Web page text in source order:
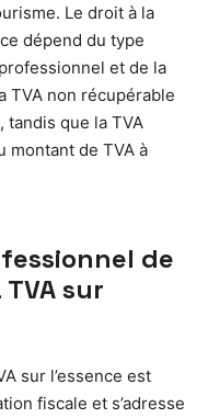
Le droit à la
dépend du type
et de la
TVA non récupérable
tandis que la TVA
montant de TVA à
de
sur
sur l’essence est
fiscale et s’adresse